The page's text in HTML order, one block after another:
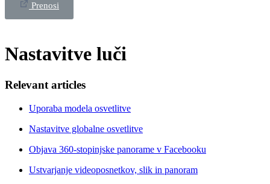
Prenosi
Nastavitve luči
Relevant articles
Uporaba modela osvetlitve
Nastavitve globalne osvetlitve
Objava 360-stopinjske panorame v Facebooku
Ustvarjanje videoposnetkov, slik in panoram